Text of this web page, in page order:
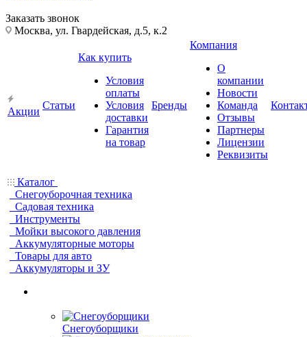
Заказать звонок
Москва, ул. Гвардейская, д.5, к.2
Акции
Статьи
Как купить
Условия
оплаты
Условия
доставки
Гарантия
на товар
Бренды
Компания
О
компании
Новости
Команда
Отзывы
Партнеры
Лицензии
Реквизиты
Каталог
Снегоуборочная техника
Садовая техника
Инструменты
Мойки высокого давления
Аккумуляторные моторы
Товары для авто
Аккумуляторы и ЗУ
Снегоуборщики